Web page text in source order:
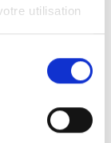
utilisation